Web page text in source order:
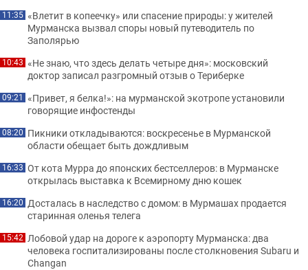
11:35 «Влетит в копеечку» или спасение природы: у жителей
Мурманска вызвал споры новый путеводитель по
Заполярью
10:43 «Не знаю, что здесь делать четыре дня»: московский
доктор записал разгромный отзыв о Териберке
09:21 «Привет, я белка!»: на мурманской экотропе установили
говорящие инфостенды
08:20 Пикники откладываются: воскресенье в Мурманской
области обещает быть дождливым
16:33 От кота Мурра до японских бестселлеров: в Мурманске
открылась выставка к Всемирному дню кошек
16:20 Досталась в наследство с домом: в Мурмашах продается
старинная оленья телега
15:42 Лобовой удар на дороге к аэропорту Мурманска: два
человека госпитализированы после столкновения Subaru и
Changan